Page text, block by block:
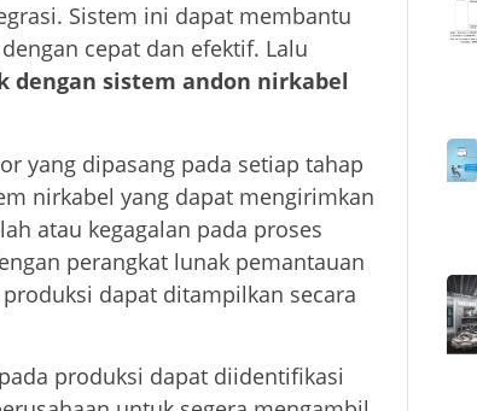
Sistem ini dapat membantu
cepat dan efektif. Lalu
sistem andon nirkabel
yang dipasang pada setiap tahap
nirkabel yang dapat mengirimkan
atau kegagalan pada proses
perangkat lunak pemantauan
dapat ditampilkan secara
produksi dapat diidentifikasi